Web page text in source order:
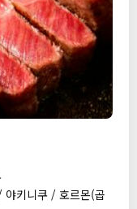
야키니쿠 / 호르몬(곱